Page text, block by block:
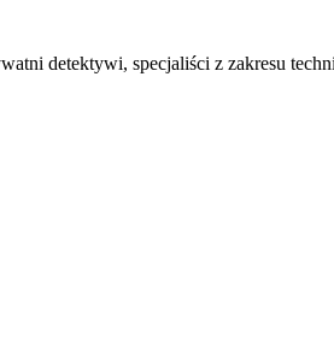
detektywi, specjaliści z zakresu